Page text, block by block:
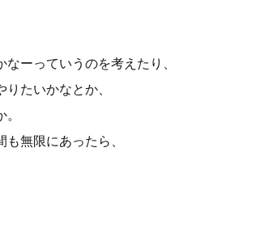
ーっていうのを考えたり、
たいかなとか、
無限にあったら、